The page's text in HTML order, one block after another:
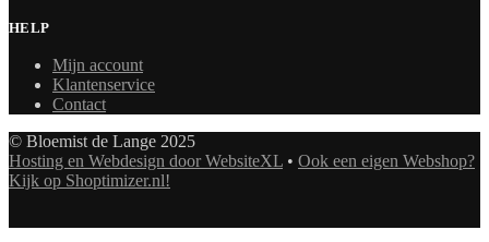
HELP
Mijn account
Klantenservice
Contact
© Bloemist de Lange 2025
Hosting en Webdesign door WebsiteXL • Ook een eigen Webshop?
Kijk op Shoptimizer.nl!